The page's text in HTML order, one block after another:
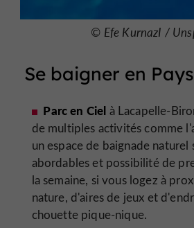
© Efe KurnazI /
Se baigner en
Parc en Ciel à Lacapelle-
de multiples activités comme
un espace de baignade naturel
abordables et possibilité de
la semaine, si vous logez à
nature, d'aires de jeux et
chouette pique-nique.